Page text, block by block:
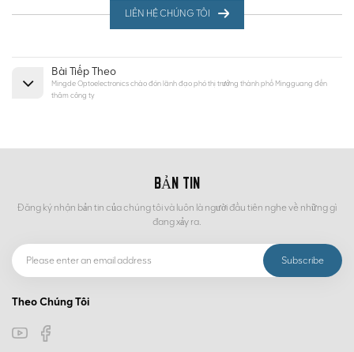
LIÊN HỆ CHÚNG TÔI
Bài Tiếp Theo
Mingde Optoelectronics chào đón lãnh đạo phó thị trưởng thành phố Mingguang đến
thăm công ty
BẢN TIN
Đăng ký nhận bản tin của chúng tôi và luôn là người đầu tiên nghe về những gì
đang xảy ra.
Theo Chúng Tôi